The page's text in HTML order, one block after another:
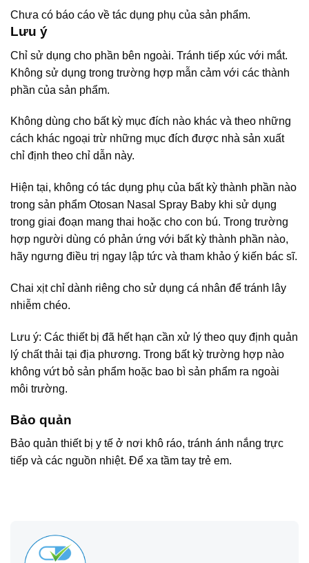
Chưa có báo cáo về tác dụng phụ của sản phẩm.
Lưu ý
Chỉ sử dụng cho phần bên ngoài. Tránh tiếp xúc với mắt.
Không sử dụng trong trường hợp mẫn cảm với các thành
phần của sản phẩm.
Không dùng cho bất kỳ mục đích nào khác và theo những
cách khác ngoại trừ những mục đích được nhà sản xuất
chỉ định theo chỉ dẫn này.
Hiện tại, không có tác dụng phụ của bất kỳ thành phần nào
trong sản phẩm Otosan Nasal Spray Baby khi sử dụng
trong giai đoạn mang thai hoặc cho con bú. Trong trường
hợp người dùng có phản ứng với bất kỳ thành phần nào,
hãy ngưng điều trị ngay lập tức và tham khảo ý kiến bác sĩ.
Chai xịt chỉ dành riêng cho sử dụng cá nhân để tránh lây
nhiễm chéo.
Lưu ý: Các thiết bị đã hết hạn cần xử lý theo quy định quản
lý chất thải tại địa phương. Trong bất kỳ trường hợp nào
không vứt bỏ sản phẩm hoặc bao bì sản phẩm ra ngoài
môi trường.
Bảo quản
Bảo quản thiết bị y tế ở nơi khô ráo, tránh ánh nắng trực
tiếp và các nguồn nhiệt. Để xa tầm tay trẻ em.